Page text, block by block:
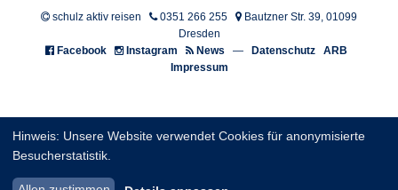
schulz aktiv reisen 0351 266 255
Bautzner Str. 39, 01099
Dresden
Facebook
Instagram News — Datenschutz
ARB
Impressum
Hinweis: Unsere Website verwendet Cookies für anonymisierte
Besucherstatistik.